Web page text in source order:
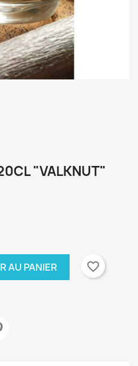
"VALKNUT"
AU PANIER favorite_border